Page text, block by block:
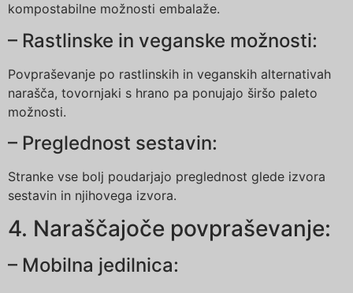
kompostabilne možnosti embalaže.
– Rastlinske in veganske možnosti:
Povpraševanje po rastlinskih in veganskih alternativah
narašča, tovornjaki s hrano pa ponujajo širšo paleto
možnosti.
– Preglednost sestavin:
Stranke vse bolj poudarjajo preglednost glede izvora
sestavin in njihovega izvora.
4. Naraščajoče povpraševanje:
– Mobilna jedilnica: